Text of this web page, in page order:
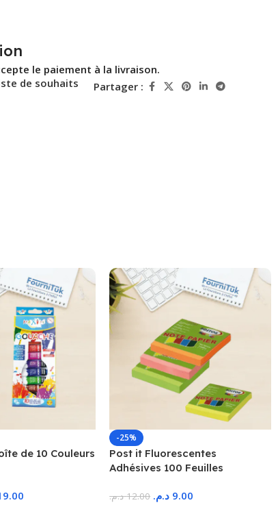
le paiement à la livraison.
de souhaits
Partager :
de 10 Couleurs
-25%
Post it Fluorescentes
Adhésives 100 Feuilles
12.00 د.م. 9.00 د.م.